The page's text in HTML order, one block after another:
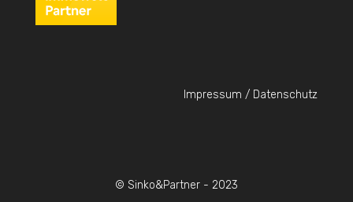
Impressum / Datenschutz
© Sinko&Partner - 2023